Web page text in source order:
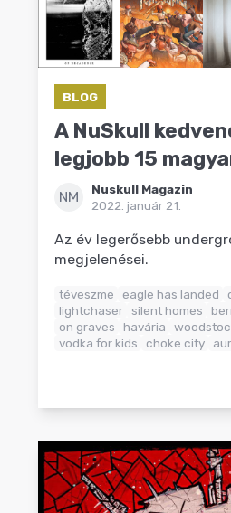
BLOG
A NuSkull
legjobb 15
NM
Nuskull Magazin
2022. január 21.
Az év legerősebb
megjelenései.
téveszme eagle has landed
lightchaser silent homes
on graves
havária
vodka for kids
choke city